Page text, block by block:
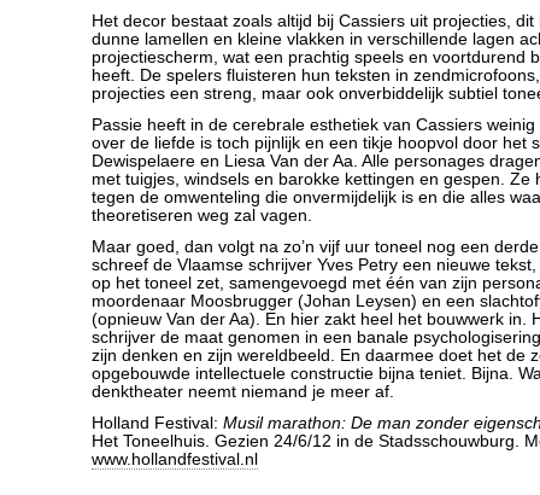
Het decor bestaat zoals altijd bij Cassiers uit projecties,
dunne lamellen en kleine vlakken in verschillende lagen
projectiescherm, wat een prachtig speels en voortdurend
heeft. De spelers fluisteren hun teksten in
projecties een streng, maar ook onverbiddelijk subtiel
Passie heeft in de cerebrale esthetiek van Cassiers
over de liefde is toch pijnlijk en een tikje hoopvol door het
Dewispelaere en Liesa Van der Aa. Alle personages
met tuigjes, windsels en barokke kettingen en gespen. Ze
tegen de omwenteling die onvermijdelijk is en die alles
theoretiseren weg zal vagen.
Maar goed, dan volgt na zo’n vijf uur toneel nog een
schreef de Vlaamse schrijver Yves Petry een nieuwe
op het toneel zet, samengevoegd met één van zijn
moordenaar Moosbrugger (Johan Leysen) en een
(opnieuw Van der Aa). En hier zakt heel het bouwwerk in.
schrijver de maat genomen in een banale
zijn denken en zijn wereldbeeld. En daarmee doet het de
opgebouwde intellectuele constructie bijna teniet. Bijna.
denktheater neemt niemand je meer af.
Holland Festival: Musil marathon: De man zonder
Het Toneelhuis. Gezien 24/6/12 in de Stadsschouwburg.
www.hollandfestival.nl